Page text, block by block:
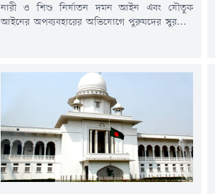
নারী ও শিশু নির্যাতন দমন আইন এবং যৌতুক
আইনের অপব্যবহারের অভিযোগে পুরুষদের সুরক্ষায়
বিচারপতি দেবাশীষ রায় চৌধুরীর সমন্বয়ে গঠিত
হাইকোর্ট বেঞ্চ বৃহস্পতিবার (৬ আগস্ট) শুনানি শেষে এ
আদেশ দেন।বাটারফ্লাই হিউম্যান রাইটস
ফাউন্ডেশনের...